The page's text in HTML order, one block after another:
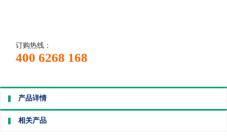
订购热线：
400 6268 168
产品详情
相关产品